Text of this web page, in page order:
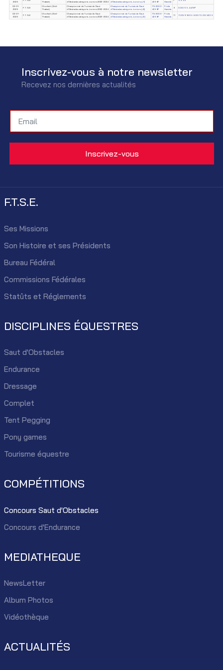
2025
Thabet)
d'Obstacles catégorie Juniors 2023-2024
d'Obstacles catégorie Juniors (J1)
42987
Hamida
02-01-
2025
F.T.S.E
Chorfech (Sidi-
Thabet)
Championnat de Tunisie de Saut
d'Obstacles catégorie Juniors 2023-2024
Championnat de Tunisie de Saut
d'Obstacles catégorie Juniors (J2)
TN-2009-
42987
Frida
Hamida
9 0.00/55.44/NP
02-01-
2025
F.T.S.E
Chorfech (Sidi-
Thabet)
Championnat de Tunisie de Saut
d'Obstacles catégorie Juniors 2023-2024
Championnat de Tunisie de Saut
d'Obstacles catégorie Juniors (J3)
TN-2009-
42987
Frida
Hamida
11 11.00/68.05/4.00/15.00/42.39
Inscrivez-vous à notre newsletter
Recevez nos dernières actualités
F.T.S.E.
Ses Missions
Son Histoire et ses Présidents
Bureau Fédéral
Commissions Fédérales
Statûts et Réglements
DISCIPLINES ÉQUESTRES
Saut d'Obstacles
Endurance
Dressage
Complet
Tent Pegging
Pony games
Tourisme équestre
COMPÉTITIONS
Concours Saut d'Obstacles
Concours d'Endurance
MEDIATHEQUE
NewsLetter
Album Photos
Vidéothèque
ACTUALITÉS